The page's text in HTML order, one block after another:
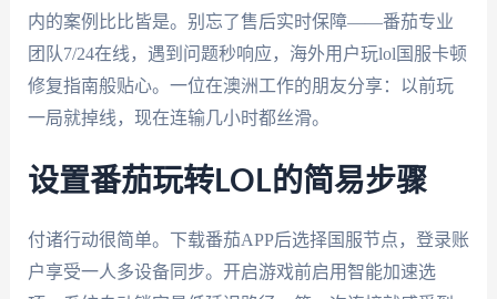
内的案例比比皆是。别忘了售后实时保障——番茄专业
团队7/24在线，遇到问题秒响应，海外用户玩lol国服卡顿
修复指南般贴心。一位在澳洲工作的朋友分享：以前玩
一局就掉线，现在连输几小时都丝滑。
设置番茄玩转LOL的简易步骤
付诸行动很简单。下载番茄APP后选择国服节点，登录账
户享受一人多设备同步。开启游戏前启用智能加速选